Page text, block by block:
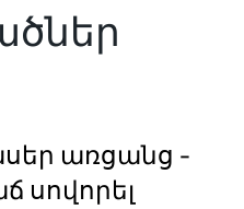
առցանց -
սովորել